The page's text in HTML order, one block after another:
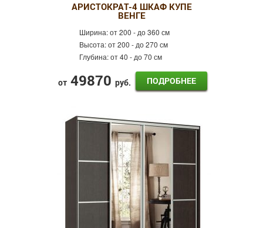
АРИСТОКРАТ-4 ШКАФ КУПЕ
ВЕНГЕ
Ширина:от 200 - до 360 см
Высота:от 200 - до 270 см
Глубина:от 40 - до 70 см
от 49870 руб. ПОДРОБНЕЕ